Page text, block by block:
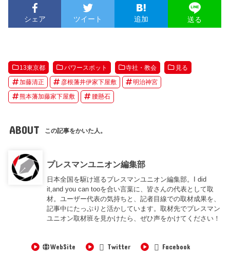
シェア ツイート 追加 送る
13東京都 パワースポット 寺社・教会 見る
加藤清正 彦根藩井伊家下屋敷 明治神宮
熊本藩加藤家下屋敷 腰懸石
ABOUT この記事をかいた人。
プレスマンユニオン編集部
日本全国を駆け巡るプレスマンユニオン編集部。I did
it,and you can tooを合い言葉に、皆さんの代表として取
材。ユーザー代表の気持ちと、記者目線での取材成果を、
記事中にたっぷりと活かしています。取材先でプレスマン
ユニオン取材班を見かけたら、ぜひ声をかけてください！
WebSite Twitter Facebook